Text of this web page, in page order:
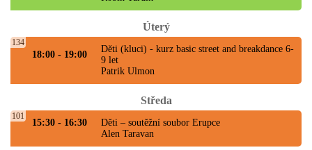
Úterý
18:00 - 19:00
134
Děti (kluci) - kurz basic street and breakdance 6-
9 let
Patrik Ulmon
Středa
15:30 - 16:30
101
Děti – soutěžní soubor Erupce
Alen Taravan